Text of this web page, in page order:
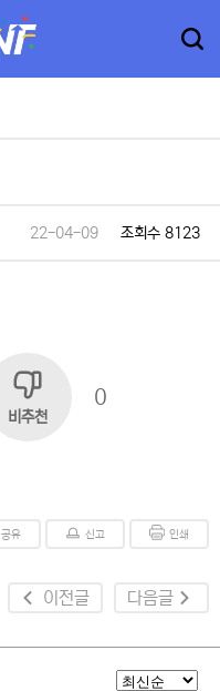
22-04-09 조회수 8123
비추천
0
공유 신고 인쇄
이전글 다음글